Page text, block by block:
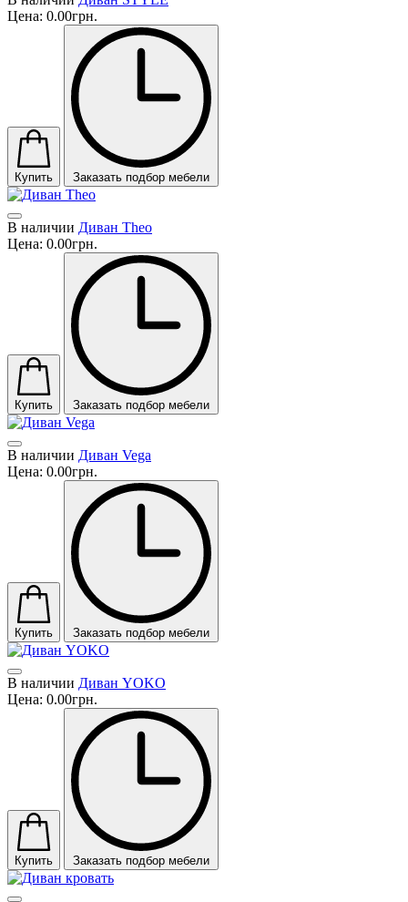
Цена: 0.00грн.
Купить Заказать подбор мебели
В наличии Диван Theo
Цена: 0.00грн.
Купить Заказать подбор мебели
В наличии Диван Vega
Цена: 0.00грн.
Купить Заказать подбор мебели
В наличии Диван YOKO
Цена: 0.00грн.
Купить Заказать подбор мебели